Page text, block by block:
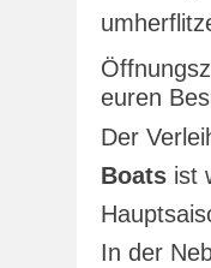
euren
Der
Boats ist
In der